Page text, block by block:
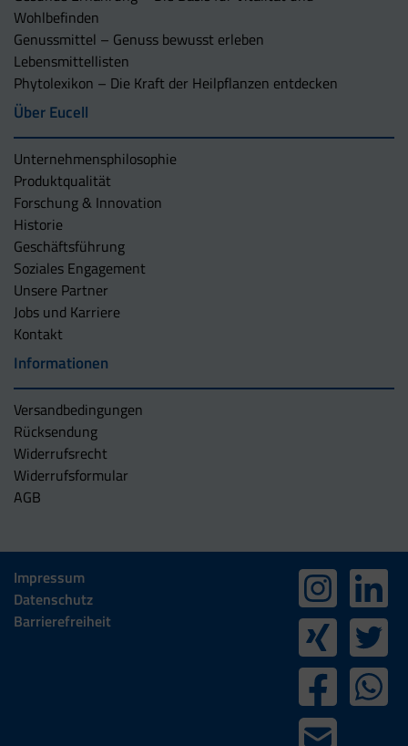
Wohlbefinden
Genussmittel – Genuss bewusst erleben
Lebensmittellisten
Phytolexikon – Die Kraft der Heilpflanzen entdecken
Über Eucell
Unternehmens­philosophie
Produktqualität
Forschung & Innovation
Historie
Geschäftsführung
Soziales Engagement
Unsere Partner
Jobs und Karriere
Kontakt
Informationen
Versandbedingungen
Rücksendung
Widerrufsrecht
Widerrufsformular
AGB
Impressum
Datenschutz
Barrierefreiheit